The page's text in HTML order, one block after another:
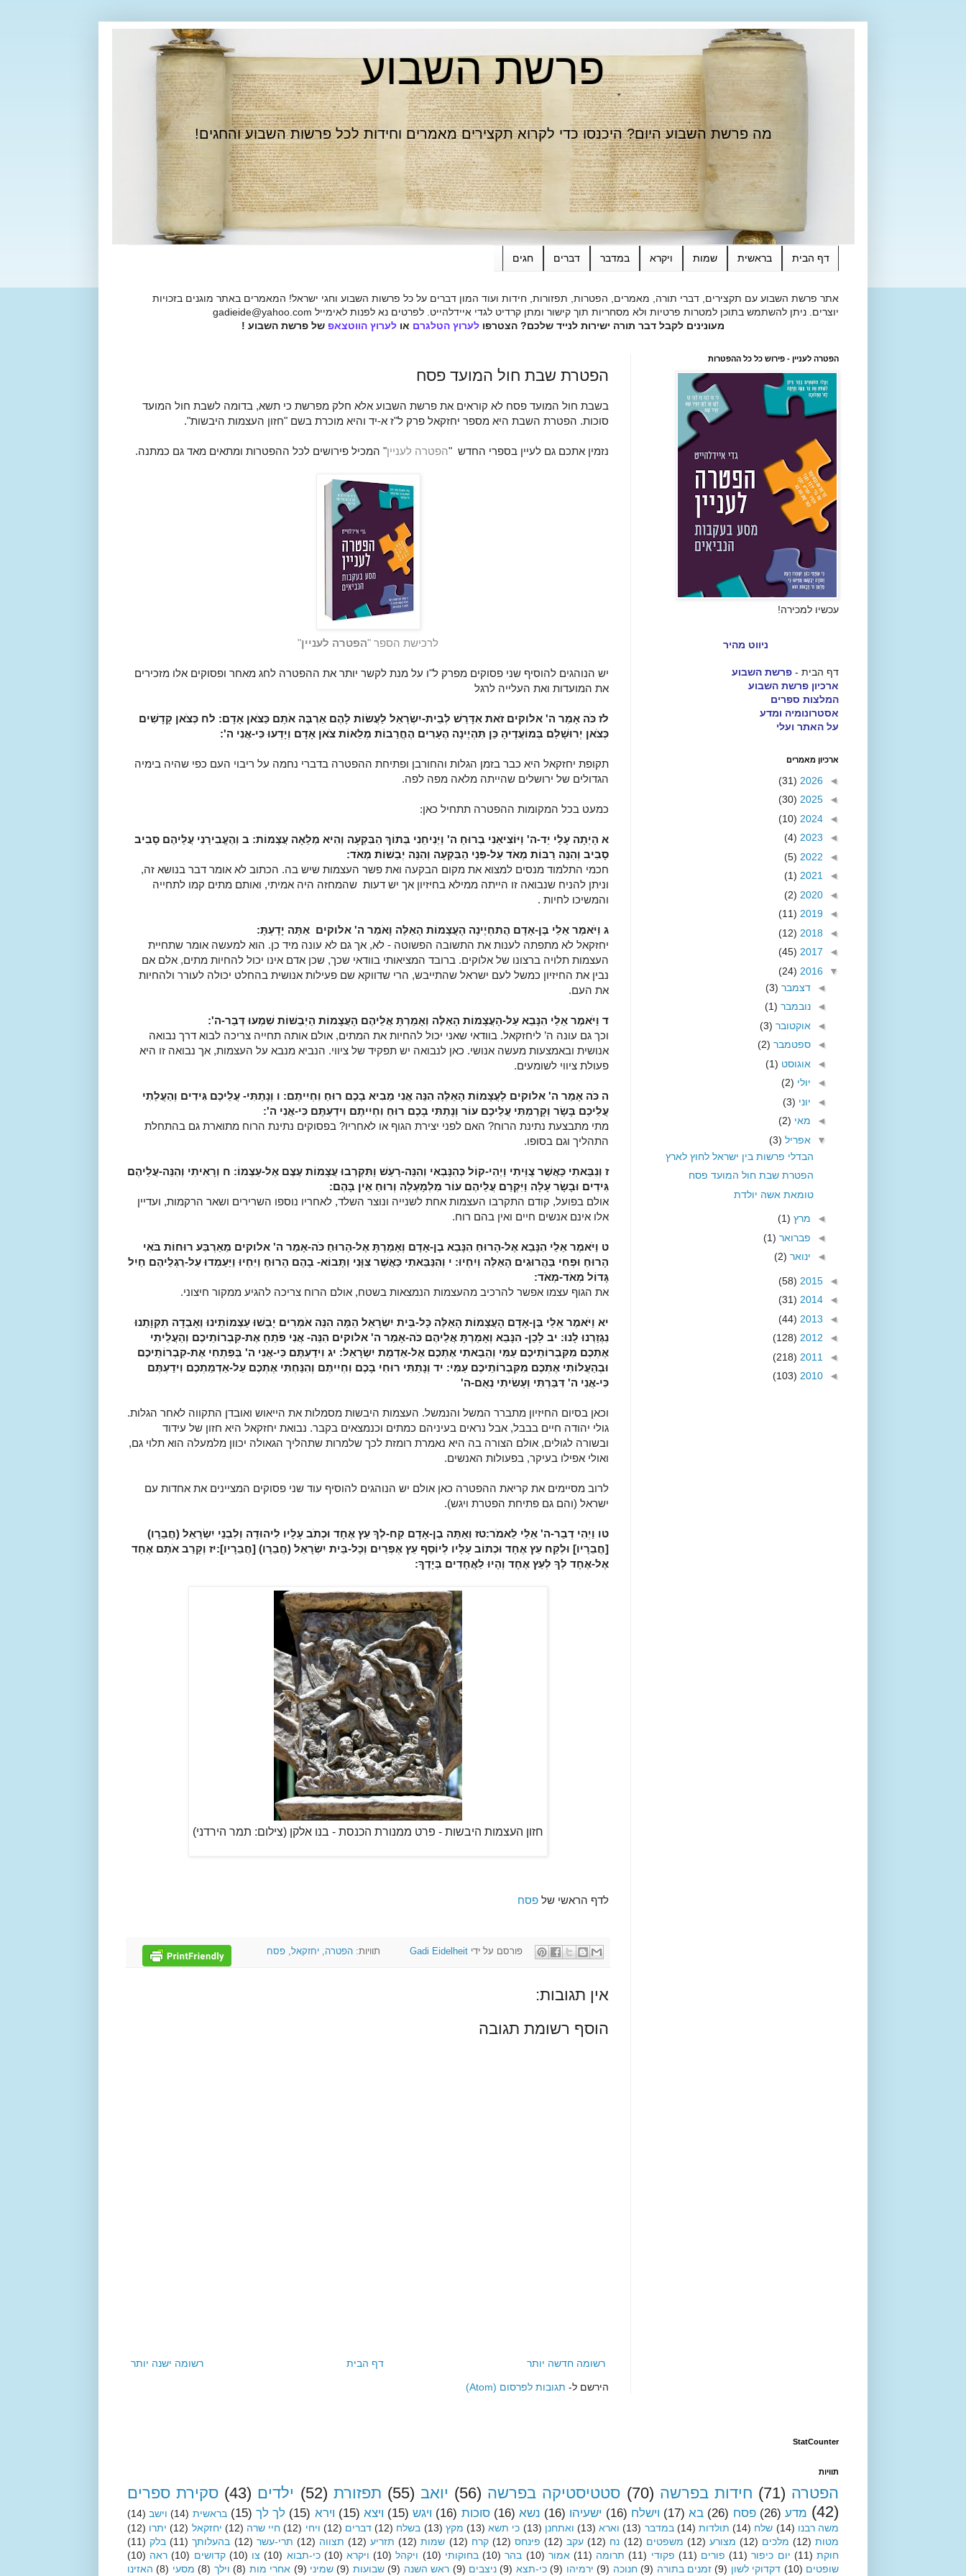
פרשת השבוע
מה פרשת השבוע היום? היכנסו כדי לקרוא תקצירים מאמרים וחידות לכל פרשות השבוע והחגים!
דף הבית בראשית שמות ויקרא במדבר דברים חגים
אתר פרשת השבוע עם תקצירים, דברי תורה, מאמרים, הפטרות, תפזורות, חידות ועוד המון דברים על כל פרשות השבוע וחגי ישראל! המאמרים באתר מוגנים בזכויות
יוצרים. ניתן להשתמש בתוכן למטרות פרטיות ולא מסחריות תוך קישור ומתן קרדיט לגדי איידלהייט. לפרטים נא לפנות לאימייל gadieide@yahoo.com
מעונינים לקבל דבר תורה ישירות לנייד שלכם? הצטרפו לערוץ הטלגרם או לערוץ הווטצאפ של פרשת השבוע !
הפטרת שבת חול המועד פסח
בשבת חול המועד פסח לא קוראים את פרשת השבוע אלא חלק מפרשת כי תשא, בדומה לשבת חול המועד
סוכות. הפטרת השבת היא מספר יחזקאל פרק ל"ז א-יד והיא מוכרת בשם "חזון העצמות היבשות".
נזמין אתכם גם לעיין בספרי החדש "הפטרה לעניין" המכיל פירושים לכל ההפטרות ומתאים מאד גם כמתנה.
לרכישת הספר "הפטרה לעניין"
יש הנוהגים להוסיף שני פסוקים מפרק ל"ו על מנת לקשר יותר את ההפטרה לחג מאחר ופסוקים אלו מזכירים
את המועדות ואת העלייה לרגל
לז כֹּה אָמַר ה' אלוקים זֹאת אִדָּרֵשׁ לְבֵית-יִשְׂרָאֵל לַעֲשׂוֹת לָהֶם אַרְבֶּה אֹתָם כַּצֹּאן אָדָם: לח כְּצֹאן קָדָשִׁים
כְּצֹאן יְרוּשָׁלַם בְּמוֹעֲדֶיהָ כֵּן תִּהְיֶינָה הֶעָרִים הֶחֳרֵבוֹת מְלֵאוֹת צֹאן אָדָם וְיָדְעוּ כִּי-אֲנִי ה':
תקופת יחזקאל היא כבר בזמן הגלות והחורבן ופתיחת ההפטרה בדברי נחמה על ריבוי העם כפי שהיה בימיה
הגדולים של ירושלים שהייתה מלאה מפה לפה.
כמעט בכל המקומות ההפטרה תתחיל כאן:
א הָיְתָה עָלַי יַד-ה' וַיּוֹצִיאֵנִי בְרוּחַ ה' וַיְנִיחֵנִי בְּתוֹךְ הַבִּקְעָה וְהִיא מְלֵאָה עֲצָמוֹת: ב וְהֶעֱבִירַנִי עֲלֵיהֶם סָבִיב
סָבִיב וְהִנֵּה רַבּוֹת מְאֹד עַל-פְּנֵי הַבִּקְעָה וְהִנֵּה יְבֵשׁוֹת מְאֹד:
חכמי התלמוד מנסים למצוא את מקום הבקעה ואת פשר העצמות שיש בה. הכתוב לא אומר דבר בנושא זה,
וניתן להניח שנבואה זו הייתה ממילא בחיזיון אך יש דעות שהמחזה היה אמיתי, ואותם מתים קמו לתחייה
והמשיכו לחיות .
ג וַיֹּאמֶר אֵלַי בֶּן-אָדָם הֲתִחְיֶינָה הָעֲצָמוֹת הָאֵלֶּה וָאֹמַר ה' אלוקים אַתָּה יָדָעְתָּ:
יחזקאל לא מתפתה לענות את התשובה הפשוטה - לא, אך גם לא עונה מיד כן. הוא למעשה אומר שתחיית
העצמות תלויה ברצונו של אלוקים. ברובד המציאותי בוודאי שכך, שכן אדם אינו יכול להחיות מתים, אלם אם
נבין את החיזיון כמשל לעם ישראל שהתייבש, הרי שדווקא שם פעילות אנושית בהחלט יכולה לעורר ולהחיות
את העם.
ד וַיֹּאמֶר אֵלַי הִנָּבֵא עַל-הָעֲצָמוֹת הָאֵלֶּה וְאָמַרְתָּ אֲלֵיהֶם הָעֲצָמוֹת הַיְבֵשׁוֹת שִׁמְעוּ דְּבַר-ה':
וכך גם עונה ה’ ליחזקאל. בוודאי שאני יכול להחיות את המתים, אולם אותה תחייה צריכה לבוא דרך נבואה
אנושית ובאמצעות מעשה אנושי. כאן לנבואה יש תפקיד של ציווי. הנביא מנבא על העצמות, אך נבואה זו היא
פעולת ציווי לשומעים.
ה כֹּה אָמַר ה' אלוקים לָעֲצָמוֹת הָאֵלֶּה הִנֵּה אֲנִי מֵבִיא בָכֶם רוּחַ וִחְיִיתֶם: ו וְנָתַתִּי- עֲלֵיכֶם גִּידִים וְהַעֲלֵתִי
עֲלֵיכֶם בָּשָׂר וְקָרַמְתִּי עֲלֵיכֶם עוֹר וְנָתַתִּי בָכֶם רוּחַ וִחְיִיתֶם וִידַעְתֶּם כִּי-אֲנִי ה':
מתי מתבצעת נתינת הרוח? האם לפני יצירת הגוף או לאחריו? בפסוקים נתינת הרוח מתוארת גם בהתחלת
התהליך וגם בסופו.
ז וְנִבֵּאתִי כַּאֲשֶׁר צֻוֵּיתִי וַיְהִי-קוֹל כְּהִנָּבְאִי וְהִנֵּה-רַעַשׁ וַתִּקְרְבוּ עֲצָמוֹת עֶצֶם אֶל-עַצְמוֹ: ח וְרָאִיתִי וְהִנֵּה-עֲלֵיהֶם
גִּידִים וּבָשָׂר עָלָה וַיִּקְרַם עֲלֵיהֶם עוֹר מִלְמָעְלָה וְרוּחַ אֵין בָּהֶם:
אולם בפועל, קודם התקרבו העצמות אחת לשנייה ונוצר השלד, לאחריו נוספו השרירים ושאר הרקמות, ועדיין
אלו אינם אנשים חיים ואין בהם רוח.
ט וַיֹּאמֶר אֵלַי הִנָּבֵא אֶל-הָרוּחַ הִנָּבֵא בֶן-אָדָם וְאָמַרְתָּ אֶל-הָרוּחַ כֹּה-אָמַר ה' אלוקים מֵאַרְבַּע רוּחוֹת בֹּאִי
הָרוּחַ וּפְחִי בַּהֲרוּגִים הָאֵלֶּה וְיִחְיוּ: י וְהִנַּבֵּאתִי כַּאֲשֶׁר צִוָּנִי וַתָּבוֹא- בָהֶם הָרוּחַ וַיִּחְיוּ וַיַּעַמְדוּ עַל-רַגְלֵיהֶם חַיִל
גָּדוֹל מְאֹד-מְאֹד:
את הגוף עצמו אפשר להרכיב מהעצמות הנמצאות בשטח, אולם הרוח צריכה להגיע ממקור חיצוני.
יא וַיֹּאמֶר אֵלַי בֶּן-אָדָם הָעֲצָמוֹת הָאֵלֶּה כָּל-בֵּית יִשְׂרָאֵל הֵמָּה הִנֵּה אֹמְרִים יָבְשׁוּ עַצְמוֹתֵינוּ וְאָבְדָה תִקְוָתֵנוּ
נִגְזַרְנוּ לָנוּ: יב לָכֵן- הִנָּבֵא וְאָמַרְתָּ אֲלֵיהֶם כֹּה-אָמַר ה' אלוקים הִנֵּה- אֲנִי פֹתֵחַ אֶת-קִבְרוֹתֵיכֶם וְהַעֲלֵיתִי
אֶתְכֶם מִקִּבְרוֹתֵיכֶם עַמִּי וְהֵבֵאתִי אֶתְכֶם אֶל-אַדְמַת יִשְׂרָאֵל: יג וִידַעְתֶּם כִּי-אֲנִי ה' בְּפִתְחִי אֶת-קִבְרוֹתֵיכֶם
וּבְהַעֲלוֹתִי אֶתְכֶם מִקִּבְרוֹתֵיכֶם עַמִּי: יד וְנָתַתִּי רוּחִי בָכֶם וִחְיִיתֶם וְהִנַּחְתִּי אֶתְכֶם עַל-אַדְמַתְכֶם וִידַעְתֶּם
כִּי-אֲנִי ה' דִּבַּרְתִּי וְעָשִׂיתִי נְאֻם-ה'
וכאן בסיום החיזיון מתברר המשל והנמשל. העצמות היבשות מסמלות את הייאוש ואובדן התקווה לאחר הגלות.
גולי יהודה חיים בבבל, אבל נראים בעיניהם כמתים וכנמצאים בקבר. נבואת יחזקאל היא חזון של עידוד
ובשורה לגולים, אולם הצורה בה היא נאמרת רומזת לכך שלמרות שתהליך הגאולה יכוון מלמעלה הוא תלוי גם,
ואולי אפילו בעיקר, בפעולות האנשים.
לרוב מסיימים את קריאת ההפטרה כאן אולם יש הנוהגים להוסיף עוד שני פסוקים המציינים את אחדות עם
ישראל (והם גם פתיחת הפטרת ויגש).
טו וַיְהִי דְבַר-ה' אֵלַי לֵאמֹר:טז וְאַתָּה בֶן-אָדָם קַח-לְךָ עֵץ אֶחָד וּכְתֹב עָלָיו לִיהוּדָה וְלִבְנֵי יִשְׂרָאֵל (חֲבֵרָו)
[חֲבֵרָיו] וּלְקַח עֵץ אֶחָד וּכְתוֹב עָלָיו לְיוֹסֵף עֵץ אֶפְרַיִם וְכָל-בֵּית יִשְׂרָאֵל (חֲבֵרָו) [חֲבֵרָיו]:יז וְקָרַב אֹתָם אֶחָד
אֶל-אֶחָד לְךָ לְעֵץ אֶחָד וְהָיוּ לַאֲחָדִים בְּיָדֶךָ:
חזון העצמות היבשות - פרט ממנורת הכנסת - בנו אלקן (צילום: תמר הירדני)
לדף הראשי של פסח
פורסם על ידי Gadi Eidelheit תוויות:הפטרה,יחזקאל,פסח
אין תגובות:
הוסף רשומת תגובה
רשומה חדשה יותר רשומה ישנה יותר דף הבית
הירשם ל- תגובות לפרסום (Atom)
הפטרה לעניין - פירוש כל כל ההפטרות
עכשיו למכירה!
ניווט מהיר
דף הבית - פרשת השבוע
ארכיון פרשת השבוע
המלצות ספרים
אסטרונומיה ומדע
על האתר ועלי
ארכיון מאמרים
◄
2026
(31)
◄
2025
(30)
◄
2024
(10)
◄
2023
(4)
◄
2022
(5)
◄
2021
(1)
◄
2020
(2)
◄
2019
(11)
◄
2018
(12)
◄
2017
(45)
▼
2016
(24)
◄ דצמבר (3)
◄ נובמבר (1)
◄ אוקטובר (3)
◄ ספטמבר (2)
◄ אוגוסט (1)
◄ יולי (2)
◄ יוני (3)
◄ מאי (2)
▼ אפריל (3)
הבדלי פרשות בין ישראל לחוץ לארץ
הפטרת שבת חול המועד פסח
טומאת אשה יולדת
◄ מרץ (1)
◄ פברואר (1)
◄ ינואר (2)
◄
2015
(58)
◄
2014
(31)
◄
2013
(44)
◄
2012
(128)
◄
2011
(218)
◄
2010
(103)
StatCounter
תוויות
הפטרה (71) חידות בפרשה (70) סטטיסטיקה בפרשה (56) יואב (55) תפזורת (52) ילדים (43) סקירת ספרים
(42) מדע (26) פסח (26) בא (17) וישלח (16) ישעיהו (16) נשא (16) סוכות (16) ויגש (15) ויצא (15) וירא (15) לך לך (15) בראשית (14) וישב (14)
משה רבנו (14) שלח (14) תולדות (14) במדבר (13) וארא (13) ואתחנן (13) כי תשא (13) מקץ (13) בשלח (12) דברים (12) ויחי (12) חיי שרה (12) יחזקאל (12) יתרו (12)
מטות (12) מלכים (12) מצורע (12) משפטים (12) נח (12) עקב (12) פינחס (12) קרח (12) שמות (12) תזריע (12) תצווה (12) תרי-עשר (12) בהעלותך (11) בלק (11)
חוקת (11) יום כיפור (11) פורים (11) פקודי (11) תרומה (11) אמור (10) בהר (10) בחוקותי (10) ויקהל (10) ויקרא (10) כי-תבוא (10) צו (10) קדושים (10) ראה (10)
שופטים (10) דקדוקי לשון (9) זמנים בתורה (9) חנוכה (9) ירמיהו (9) כי-תצא (9) ניצבים (9) ראש השנה (9) שבועות (9) שמיני (9) אחרי מות (8) וילך (8) מסעי (8) האזינו